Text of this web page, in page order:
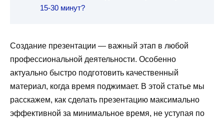
15-30 минут?
Создание презентации — важный этап в любой
профессиональной деятельности. Особенно
актуально быстро подготовить качественный
материал, когда время поджимает. В этой статье мы
расскажем, как сделать презентацию максимально
эффективной за минимальное время, не уступая по